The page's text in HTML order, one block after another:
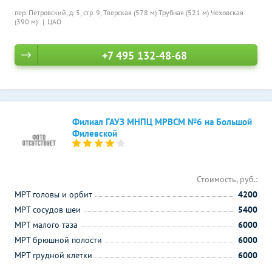
пер. Петровский, д. 5, стр. 9, Тверская (578 м) Трубная (521 м) Чеховская
(390 м)
ЦАО
+7 495 132-48-68
Филиал ГАУЗ МНПЦ МРВСМ №6 на Большой
Филевской
Стоимость, руб.:
МРТ головы и орбит
4200
МРТ сосудов шеи
5400
МРТ малого таза
6000
МРТ брюшной полости
6000
МРТ грудной клетки
6000